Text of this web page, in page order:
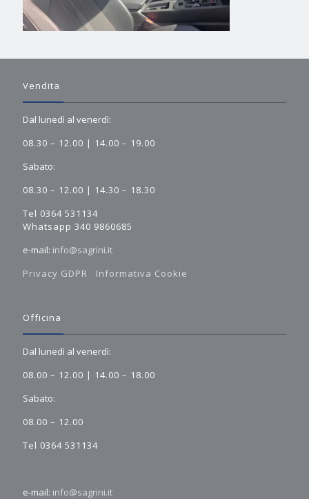
Vendita
Dal lunedì al venerdì:
08.30 – 12.00 | 14.00 – 19.00
Sabato:
08.30 – 12.00 | 14.30 – 18.30
Tel 0364 531134
Whatsapp 340 9860685
e-mail: info@sagrini.it
Privacy GDPR
Informativa Cookie
Officina
Dal lunedì al venerdì:
08.00 – 12.00 | 14.00 – 18.00
Sabato:
08.00 – 12.00
Tel 0364 531134
e-mail: info@sagrini.it